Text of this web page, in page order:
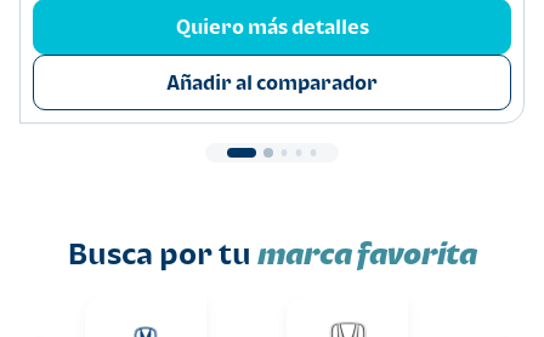
Quiero más detalles
Añadir al comparador
Busca por tu marca favorita